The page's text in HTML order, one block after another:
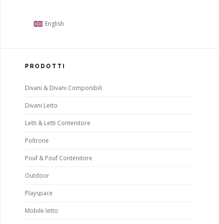
English
PRODOTTI
Divani & Divani Componibili
Divani Letto
Letti & Letti Contenitore
Poltrone
Pouf & Pouf Contenitore
Outdoor
Playspace
Mobile letto